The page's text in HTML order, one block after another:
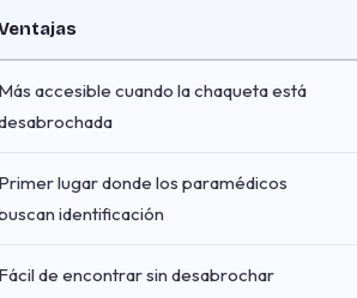
Más accesible cuando la chaqueta está
Primer lugar donde los paramédicos
identificación
Fácil de encontrar sin desabrochar